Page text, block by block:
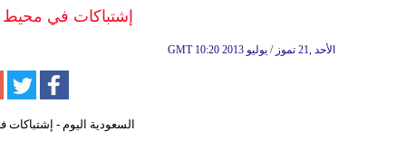
إشتباكات في
GMT 10:20 2013 الأحد ,21 تموز / يوليو